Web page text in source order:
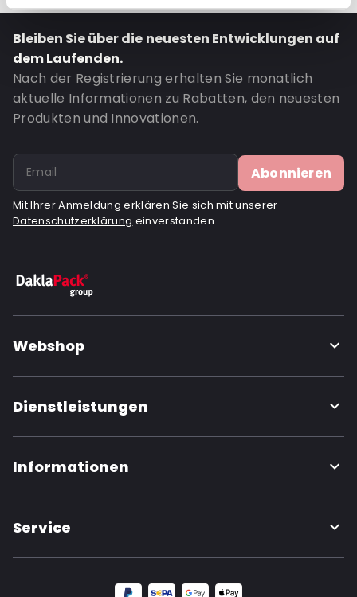
Bleiben Sie über die neuesten Entwicklungen auf
dem Laufenden.
Nach der Registrierung erhalten Sie monatlich
aktuelle Informationen zu Rabatten, den neuesten
Produkten und Innovationen.
Abonnieren
Mit Ihrer Anmeldung erklären Sie sich mit unserer
Datenschutzerklärung einverstanden.
Webshop
Dienstleistungen
Informationen
Service